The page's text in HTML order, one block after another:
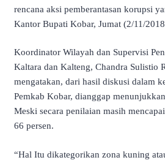
rencana aksi pemberantasan korupsi
Kantor Bupati Kobar, Jumat (2/11/
Koordinator Wilayah dan Supervisi
Kaltara dan Kalteng, Chandra Sulistio
mengatakan, dari hasil diskusi dalam
Pemkab Kobar, dianggap
Meski secara penilaian masih
66 persen.
“Hal Itu dikategorikan zona kuning